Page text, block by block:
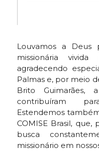
Louvamos a Deus
missionária vivida
agradecendo
Palmas e, por meio
Brito Guimarães,
contribuíram
Estendemos
COMISE Brasil,
busca
missionário em